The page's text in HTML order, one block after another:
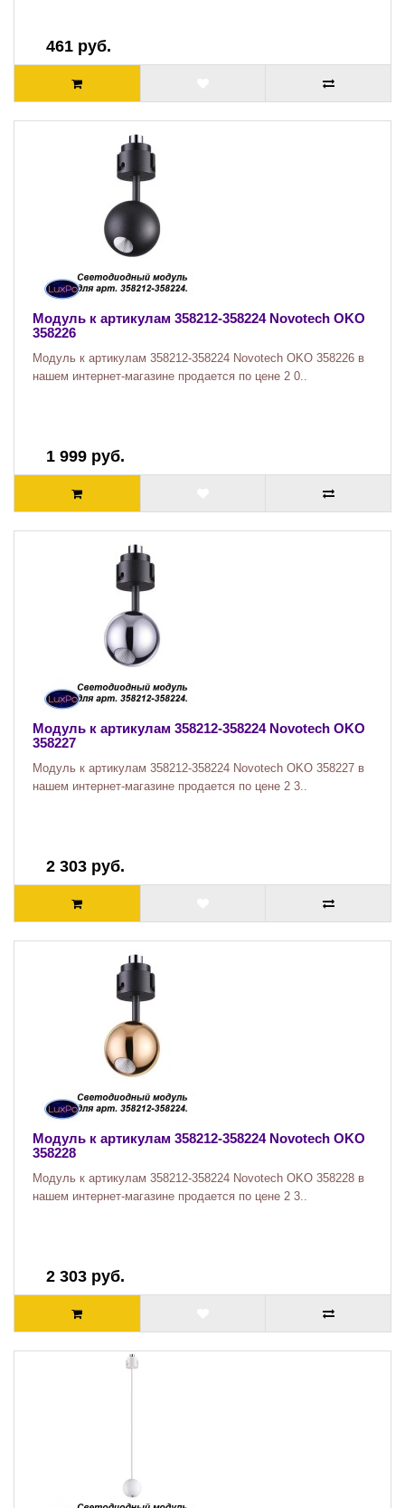
461 руб.
Модуль к артикулам 358212-358224 Novotech OKO
358226
Модуль к артикулам 358212-358224 Novotech OKO 358226 в
нашем интернет-магазине продается по цене 2 0..
1 999 руб.
Модуль к артикулам 358212-358224 Novotech OKO
358227
Модуль к артикулам 358212-358224 Novotech OKO 358227 в
нашем интернет-магазине продается по цене 2 3..
2 303 руб.
Модуль к артикулам 358212-358224 Novotech OKO
358228
Модуль к артикулам 358212-358224 Novotech OKO 358228 в
нашем интернет-магазине продается по цене 2 3..
2 303 руб.